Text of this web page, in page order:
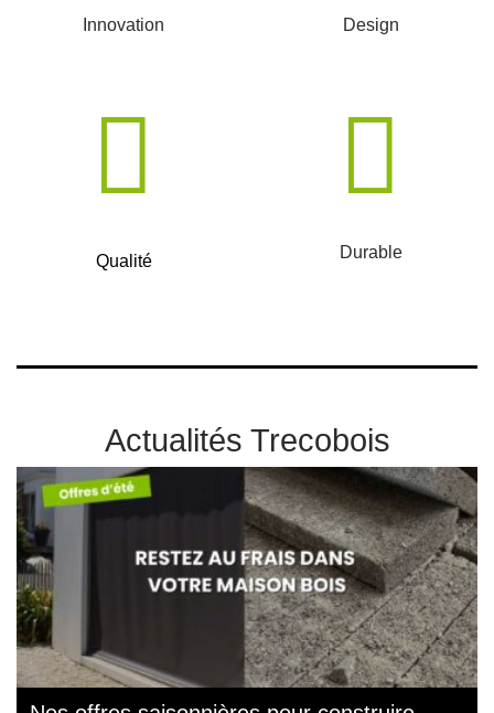
Innovation Design
Qualité Durable
Actualités Trecobois